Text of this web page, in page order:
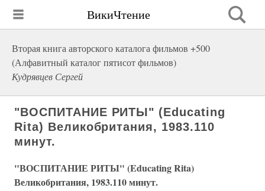
ВикиЧтение
Вторая книга авторского каталога фильмов +500
(Алфавитный каталог пятисот фильмов)
Кудрявцев Сергей
"ВОСПИТАНИЕ РИТЫ" (Educating
Rita) Великобритания, 1983.110
минут.
"ВОСПИТАНИЕ РИТЫ" (Educating Rita)
Великобритания, 1983.110 минут.